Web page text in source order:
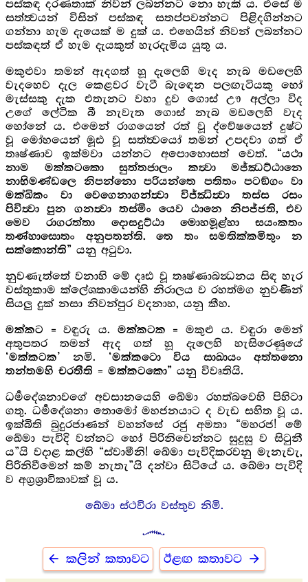
පස්කඳ දරණතාක් නිවන් ලබන්නට නො හැකි ය. එසේ ම
සත්ත්‍වයන් විසින් පස්කඳ සතප්පවන්නට පිළිදගින්නට
ගන්නා හැම දැයෙක් ම දුක් ය. එහෙයින් නිවන් ලබන්න‍ට
පස්කඳත් ඒ හැම දැයකුත් හැරදැමිය යුතු ය.
මකුළුවා තමන් ඇදගත් හූ දැලෙහි මැද නැබ මඩලෙහි
වැදහෙව දැල කෙළවර වැටී බැ‍ඳෙන පලඟැටියකු හෝ
මැස්සකු දැක එතැනට ‍වහා දුව ගොස් ඌ අල්ලා විද
උගේ ලේටික බී නැවැත ගොස් නැබ මඩලෙහි වැද
හෝනේ ය. එමෙන් රාගයෙන් රත් වූ ද්වේෂයෙන් දුෂ්ට
වූ මෝහයෙන් මූඪ වූ සත්ත්‍වයෝ තමන් උපදවා ගත් ඒ
තෘෂ්ණාව ඉක්මවා යන්නට අපොහොසත් වෙත්. “යථා
නාම මක්කටකො සුත්තජාලං කත්‍වා මජ්ඣට්ඨානෙ
නාභිමණ්ඩලෙ නිපන්නො පරියන්තෙ පතිතං පටඞ්ගං වා
මක්ඛිකං වා වෙගෙනාගන්ත්‍වා විජ්ඣිත්‍වා තස්ස රසං
පිවිත්‍වා පුන ගනත්‍වා තස්මිං යෙව ඨානෙ නිපජ්ජති, එව
මෙව රාගරත්තා දොසදුට්ඨා මොහමූළ්හා සයංකතං
තණ්හාසොතං අනුපතන්ති. තෙ තං සමතික්කමිතුං න
සක්කොන්ති” යනු අටුවා.
නුවණැත්තේ වනාහි මේ දෘඪ වූ තෘෂ්ණාබන්‍ධනය සිඳ හැර
වස්තුකාම ක්ලේශකාමයන්හි නිරාලය ව රහත්මග නුවණින්
සියලු දුක් නසා නිවන්පුර වදනාහ, යනු කීහ.
මක්කට =වඳුරු ය. මක්කටක = මකුළු ය. වඳුරා මෙන්
අතුපතර තමන් ඇද ගත් හූ දැලෙහි හැසිරෙණුයේ
‘මක්කටක’නමි. ‘මක්කටො විය සාඛායං අත්තනො
තන්තමහි චරතීති = මක්කටකො” යනු විවෘතියි.
ධර්‍මදේශනාවගේ අවසානයෙහි ඛේමා රහත්බවෙහි පිහිටා
ගතු. ධර්‍මදේශනා තොමෝ මහජනයාට ද වැඩ සහිත වූ ය.
ඉක්බිති බුදුරජාණන් වහන්සේ රජු අමතා “මහරජ! මේ
ඛේමා පැවිදි වන්නට හෝ පිරිනිවෙන්නට සුදුසු ව සිටුනී
ය”යි වදාළ කල්හි “ස්වාමීනි! ඛේමා පැවිදිකරවනු මැනැවැ,
පිරිනිවීමෙන් කම් නැතැ”යි දන්වා සිටියේ ය. ඛේමා පැවිදි
ව අග්‍රශ්‍රාවිකාවක් වූ ය.
ඛේමා ස්ථවිරා වස්තුව නිමි.
arrow_back කලින් කතාවට ඊළඟ කතාවට arrow_forward